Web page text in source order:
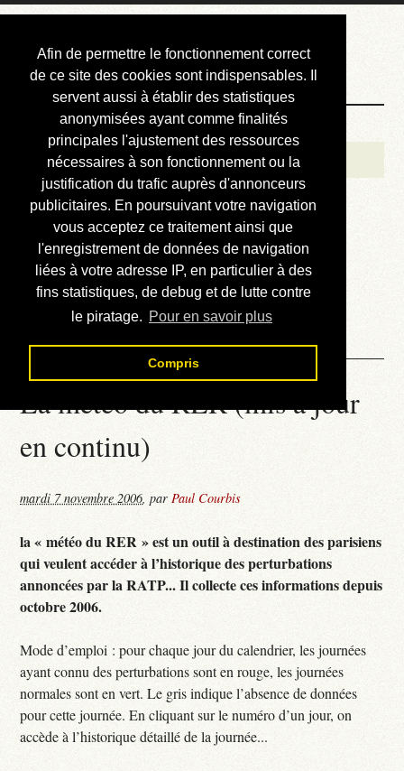
Afin de permettre le fonctionnement correct
de ce site des cookies sont indispensables. Il
servent aussi à établir des statistiques
anonymisées ayant comme finalités
principales l'ajustement des ressources
nécessaires à son fonctionnement ou la
justification du trafic auprès d'annonceurs
publicitaires. En poursuivant votre navigation
vous acceptez ce traitement ainsi que
l'enregistrement de données de navigation
liées à votre adresse IP, en particulier à des
fins statistiques, de debug et de lutte contre
le piratage. Pour en savoir plus
Compris
Courbis, « LE »
Blog Officiel
Bienvenue
Réalisations
Divers (et d’été)
Annonces
Liens externes
Téléchargement
Contact
La météo du RER (mis à jour
en continu)
mardi 7 novembre 2006,parPaul Courbis
la « météo du RER » est un outil à destination des parisiens
qui veulent accéder à l’historique des perturbations
annoncées par la RATP... Il collecte ces informations depuis
octobre 2006.
Mode d’emploi : pour chaque jour du calendrier, les journées
ayant connu des perturbations sont en rouge, les journées
normales sont en vert. Le gris indique l’absence de données
pour cette journée. En cliquant sur le numéro d’un jour, on
accède à l’historique détaillé de la journée...